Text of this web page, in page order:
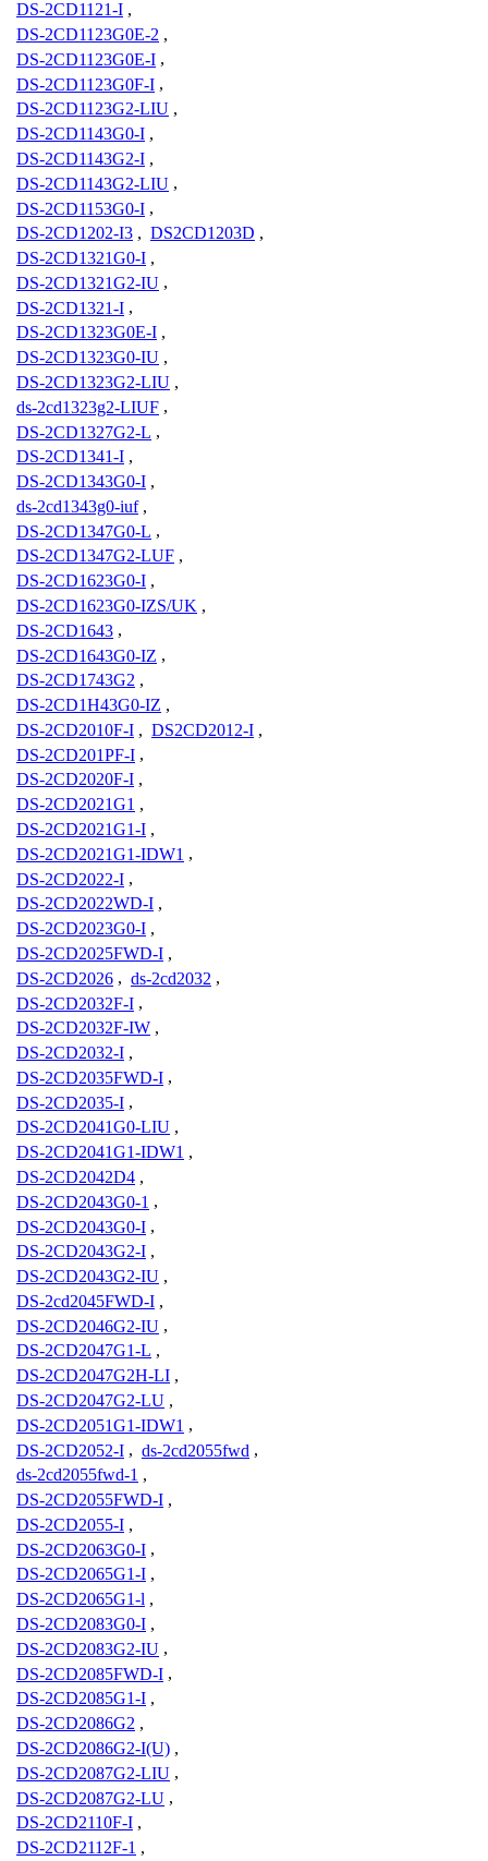
DS-2CD1121-I ,
DS-2CD1123G0E-2 ,
DS-2CD1123G0E-I ,
DS-2CD1123G0F-I ,
DS-2CD1123G2-LIU ,
DS-2CD1143G0-I ,
DS-2CD1143G2-I ,
DS-2CD1143G2-LIU ,
DS-2CD1153G0-I ,
DS-2CD1202-I3 , DS2CD1203D ,
DS-2CD1321G0-I ,
DS-2CD1321G2-IU ,
DS-2CD1321-I ,
DS-2CD1323G0E-I ,
DS-2CD1323G0-IU ,
DS-2CD1323G2-LIU ,
ds-2cd1323g2-LIUF ,
DS-2CD1327G2-L ,
DS-2CD1341-I ,
DS-2CD1343G0-I ,
ds-2cd1343g0-iuf ,
DS-2CD1347G0-L ,
DS-2CD1347G2-LUF ,
DS-2CD1623G0-I ,
DS-2CD1623G0-IZS/UK ,
DS-2CD1643 ,
DS-2CD1643G0-IZ ,
DS-2CD1743G2 ,
DS-2CD1H43G0-IZ ,
DS-2CD2010F-I , DS2CD2012-I ,
DS-2CD201PF-I ,
DS-2CD2020F-I ,
DS-2CD2021G1 ,
DS-2CD2021G1-I ,
DS-2CD2021G1-IDW1 ,
DS-2CD2022-I ,
DS-2CD2022WD-I ,
DS-2CD2023G0-I ,
DS-2CD2025FWD-I ,
DS-2CD2026 , ds-2cd2032 ,
DS-2CD2032F-I ,
DS-2CD2032F-IW ,
DS-2CD2032-I ,
DS-2CD2035FWD-I ,
DS-2CD2035-I ,
DS-2CD2041G0-LIU ,
DS-2CD2041G1-IDW1 ,
DS-2CD2042D4 ,
DS-2CD2043G0-1 ,
DS-2CD2043G0-I ,
DS-2CD2043G2-I ,
DS-2CD2043G2-IU ,
DS-2cd2045FWD-I ,
DS-2CD2046G2-IU ,
DS-2CD2047G1-L ,
DS-2CD2047G2H-LI ,
DS-2CD2047G2-LU ,
DS-2CD2051G1-IDW1 ,
DS-2CD2052-I , ds-2cd2055fwd ,
ds-2cd2055fwd-1 ,
DS-2CD2055FWD-I ,
DS-2CD2055-I ,
DS-2CD2063G0-I ,
DS-2CD2065G1-I ,
DS-2CD2065G1-l ,
DS-2CD2083G0-I ,
DS-2CD2083G2-IU ,
DS-2CD2085FWD-I ,
DS-2CD2085G1-I ,
DS-2CD2086G2 ,
DS-2CD2086G2-I(U) ,
DS-2CD2087G2-LIU ,
DS-2CD2087G2-LU ,
DS-2CD2110F-I ,
DS-2CD2112F-1 ,